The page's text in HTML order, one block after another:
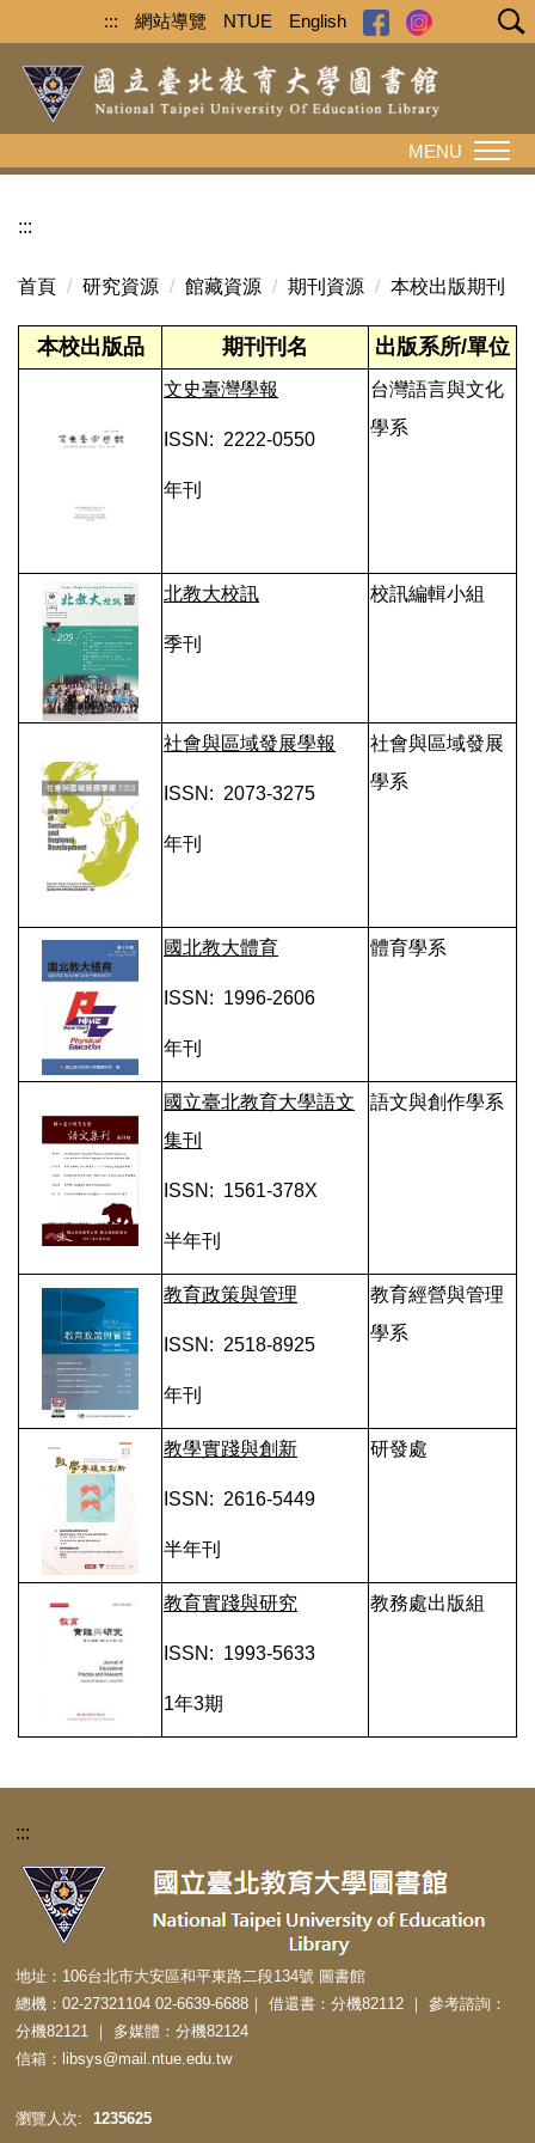
到
主
內
::: 網站導覽 NTUE English
MENU
:::
首頁 研究資源 館藏資源 期刊資源 本校出版期刊
本校出版品 期刊刊名 出版系所/單位
文史臺灣學報
ISSN: 2222-0550
年刊
台灣語言與文化
學系
北教大校訊
季刊
校訊編輯小組
社會與區域發展學報
ISSN: 2073-3275
年刊
社會與區域發展
學系
國北教大體育
ISSN: 1996-2606
年刊
體育學系
國立臺北教育大學語文
集刊
ISSN: 1561-378X
半年刊
語文與創作學系
教育政策與管理
ISSN: 2518-8925
年刊
教育經營與管理
學系
教學實踐與創新
ISSN: 2616-5449
半年刊
研發處
教育實踐與研究
ISSN: 1993-5633
1年3期
教務處出版組
:::
地址：106台北市大安區和平東路二段134號 圖書館
總機：02-27321104 02-6639-6688｜ 借還書：分機82112 ｜ 參考諮詢：
分機82121 ｜ 多媒體：分機82124
信箱：libsys@mail.ntue.edu.tw
1235625